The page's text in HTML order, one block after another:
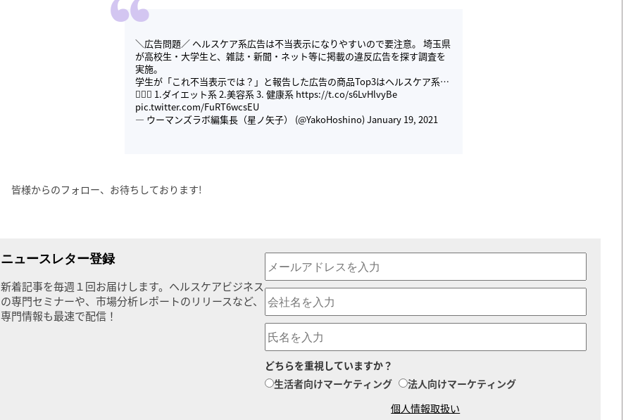
＼広告問題／ ヘルスケア系広告は不当表示になりやすいので要注意。 埼玉県
が高校生・大学生と、雑誌・新聞・ネット等に掲載の違反広告を探す調査を
実施。
学生が「これ不当表示では？」と報告した広告の商品Top3はヘルスケア系…
🤦🏻‍♀️ 1.ダイエット系 2.美容系 3. 健康系 https://t.co/s6LvHlvyBe
pic.twitter.com/FuRT6wcsEU
— ウーマンズラボ編集長（星ノ矢子） (@YakoHoshino)January 19, 2021
皆様からのフォロー、お待ちしております!
ニュースレター登録
新着記事を毎週１回お届けします。ヘルスケアビジネス
の専門セミナーや、市場分析レポートのリリースなど、
専門情報も最速で配信！
どちらを重視していますか？
生活者向けマーケティング
法人向けマーケティング
個人情報取扱い